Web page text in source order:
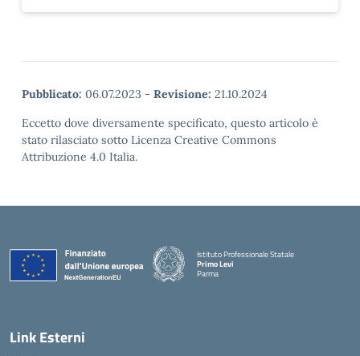
Pubblicato: 06.07.2023 - Revisione: 21.10.2024
Eccetto dove diversamente specificato, questo articolo è
stato rilasciato sotto Licenza Creative Commons
Attribuzione 4.0 Italia.
Istituto Professionale Statale
Primo Levi
Parma
Link Esterni